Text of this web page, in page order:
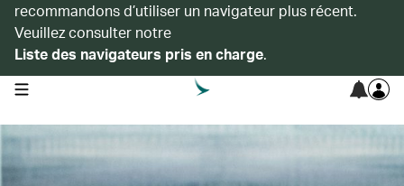
recommandons d’utiliser un navigateur plus récent.
Veuillez consulter notre
Liste des navigateurs pris en charge.
open navigation menu